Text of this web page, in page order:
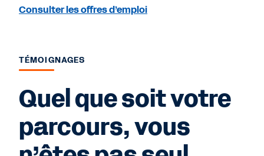
Consulter les offres d’emploi
TÉMOIGNAGES
Quel que soit votre
parcours, vous